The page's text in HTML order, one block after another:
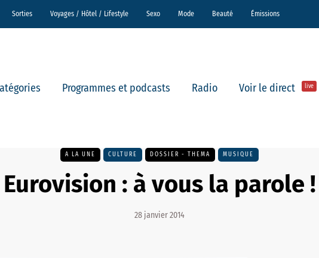
Sorties Voyages / Hôtel / Lifestyle Sexo Mode Beauté Émissions
Programmes et podcasts Radio Voir le direct live
A LA UNE CULTURE DOSSIER - THEMA MUSIQUE
Eurovision : à vous la parole !
28 janvier 2014